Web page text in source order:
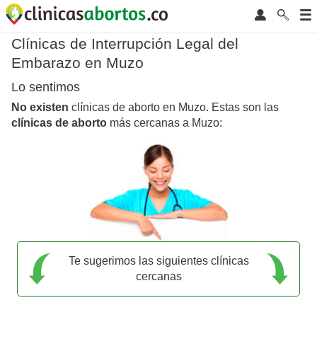
Clínicas de Interrupción Legal del
Embarazo en Muzo
Lo sentimos
No existen clínicas de aborto en Muzo. Estas son las
clínicas de aborto más cercanas a Muzo:
Te sugerimos las siguientes clínicas
cercanas